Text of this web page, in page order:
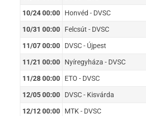
10/24 00:00 Honvéd - DVSC
10/31 00:00 Felcsút - DVSC
11/07 00:00 DVSC - Újpest
11/21 00:00 Nyíregyháza - DVSC
11/28 00:00 ETO - DVSC
12/05 00:00 DVSC - Kisvárda
12/12 00:00 MTK - DVSC